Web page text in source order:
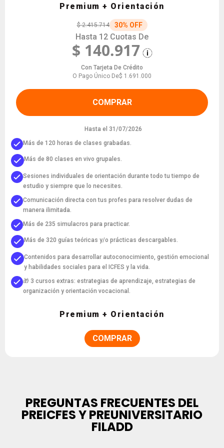
Premium + Orientación
$ 2.415.714 30% OFF
Hasta 12 Cuotas De
$ 140.917
Con Tarjeta De Crédito
O Pago Único De$ 1.691.000
COMPRAR
Hasta el 31/07/2026
Más de 120 horas de clases grabadas.
Más de 80 clases en vivo grupales.
Sesiones individuales de orientación durante todo tu tiempo de
estudio y siempre que lo necesites.
Comunicación directa con tus profes para resolver dudas de
manera ilimitada.
Más de 235 simulacros para practicar.
Más de 320 guías teóricas y/o prácticas descargables.
Contenidos para desarrollar autoconocimiento, gestión emocional
y habilidades sociales para el ICFES y la vida.
🎁 3 cursos extras: estrategias de aprendizaje, estrategias de
organización y orientación vocacional.
Premium + Orientación
COMPRAR
PREGUNTAS FRECUENTES DEL
PREICFES Y PREUNIVERSITARIO
FILADD